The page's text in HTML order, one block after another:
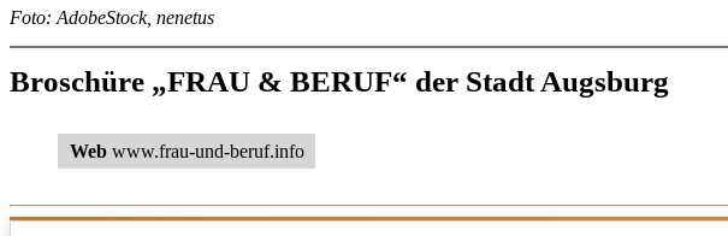
Foto: AdobeStock, nenetus
Broschüre „FRAU & BERUF“ der Stadt Augsburg
Web www.frau-und-beruf.info